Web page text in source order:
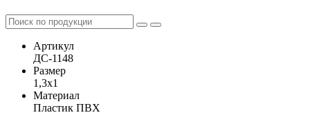
Артикул
ДС-1148
Размер
1,3x1
Материал
Пластик ПВХ